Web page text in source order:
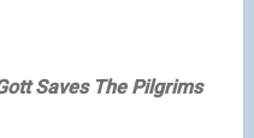
Saves The Pilgrims